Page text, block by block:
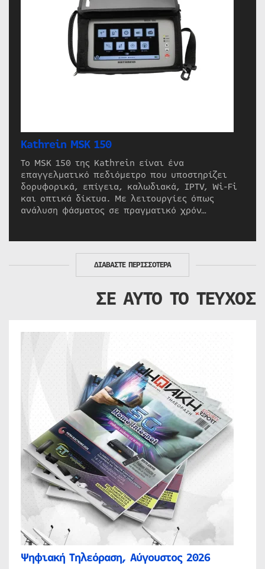
Kathrein MSK 150
Το MSK 150 της Kathrein είναι ένα
επαγγελματικό πεδιόμετρο που υποστηρίζει
δορυφορικά, επίγεια, καλωδιακά, IPTV, Wi-Fi
και οπτικά δίκτυα. Με λειτουργίες όπως
ανάλυση φάσματος σε πραγματικό χρόν…
ΔΙΑΒΑΣΤΕ ΠΕΡΙΣΣΟΤΕΡΑ
ΣΕ ΑΥΤΟ ΤΟ ΤΕΥΧΟΣ
Ψηφιακή Τηλεόραση, Αύγουστος 2026